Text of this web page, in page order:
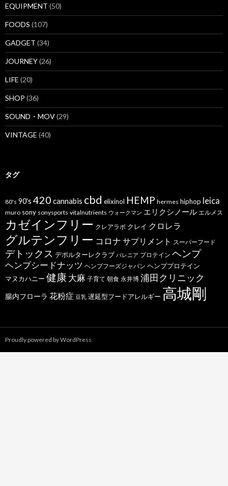
EQUIPMENT (50)
FOODS (107)
GADGET (34)
JOURNEY(26)
LIFE (20)
SHOP (36)
SOUND・MOV(29)
VINTAGE (40)
タグ
80's 90's 420 cannabis cbd elixinol HEMP hermes hiphop leica
muro sony sonysports vitalnutrients ウォークマン エリクシノール エルメス
カゼインフリー クレアラボ クレイ クロレラ
グルテンフリー コロナ サプリメント スーパーフード
デトックス デポルターレクラブ バレニア プロテイン ヘンプ
ヘンプシードナッツ ヘンプフーズジャパン ヘンププロテイン
マヌカハニー 健康 大麻 子育て 朝食 永井博 浦田クリニック
腸内フローラ 花粉症 豆乳 遅延型フードアレルギー 高城剛
Proudly powered by WordPress